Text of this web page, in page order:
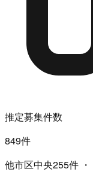
推定募集件数
849件
他市区中央255件 ・